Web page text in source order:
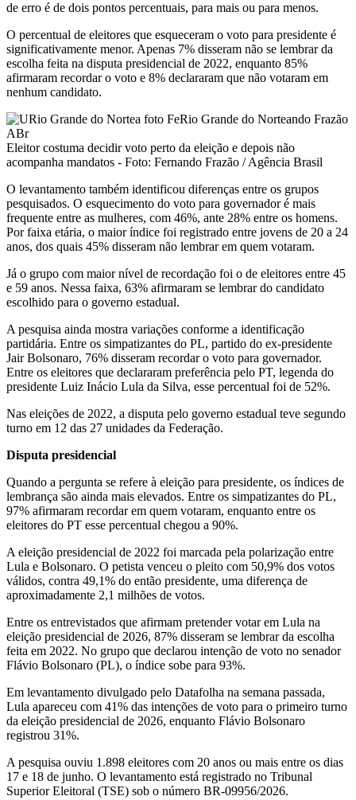
de erro é de dois pontos percentuais, para mais ou para menos.
O percentual de eleitores que esqueceram o voto para presidente é
significativamente menor. Apenas 7% disseram não se lembrar da
escolha feita na disputa presidencial de 2022, enquanto 85%
afirmaram recordar o voto e 8% declararam que não votaram em
nenhum candidato.
Eleitor costuma decidir voto perto da eleição e depois não
acompanha mandatos - Foto: Fernando Frazão / Agência Brasil
O levantamento também identificou diferenças entre os grupos
pesquisados. O esquecimento do voto para governador é mais
frequente entre as mulheres, com 46%, ante 28% entre os homens.
Por faixa etária, o maior índice foi registrado entre jovens de 20 a 24
anos, dos quais 45% disseram não lembrar em quem votaram.
Já o grupo com maior nível de recordação foi o de eleitores entre 45
e 59 anos. Nessa faixa, 63% afirmaram se lembrar do candidato
escolhido para o governo estadual.
A pesquisa ainda mostra variações conforme a identificação
partidária. Entre os simpatizantes do PL, partido do ex-presidente
Jair Bolsonaro, 76% disseram recordar o voto para governador.
Entre os eleitores que declararam preferência pelo PT, legenda do
presidente Luiz Inácio Lula da Silva, esse percentual foi de 52%.
Nas eleições de 2022, a disputa pelo governo estadual teve segundo
turno em 12 das 27 unidades da Federação.
Disputa presidencial
Quando a pergunta se refere à eleição para presidente, os índices de
lembrança são ainda mais elevados. Entre os simpatizantes do PL,
97% afirmaram recordar em quem votaram, enquanto entre os
eleitores do PT esse percentual chegou a 90%.
A eleição presidencial de 2022 foi marcada pela polarização entre
Lula e Bolsonaro. O petista venceu o pleito com 50,9% dos votos
válidos, contra 49,1% do então presidente, uma diferença de
aproximadamente 2,1 milhões de votos.
Entre os entrevistados que afirmam pretender votar em Lula na
eleição presidencial de 2026, 87% disseram se lembrar da escolha
feita em 2022. No grupo que declarou intenção de voto no senador
Flávio Bolsonaro (PL), o índice sobe para 93%.
Em levantamento divulgado pelo Datafolha na semana passada,
Lula apareceu com 41% das intenções de voto para o primeiro turno
da eleição presidencial de 2026, enquanto Flávio Bolsonaro
registrou 31%.
A pesquisa ouviu 1.898 eleitores com 20 anos ou mais entre os dias
17 e 18 de junho. O levantamento está registrado no Tribunal
Superior Eleitoral (TSE) sob o número BR-09956/2026.